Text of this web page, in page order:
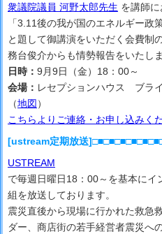
衆議院議員 河野太郎先生 を講師
「3.11後の我が国のエネルギー政
と題して御講演をいただく会費制
務台俊介からも情勢報告をいたしま
日時： 9月9日（金）18：00～
会場： レセプションハウス ブラ
（地図 ）
こちらよりご連絡・お申し込みく
[ustream定期放送
USTREAM
で毎週日曜日18：00～を基本にイ
組を放送しております。
震災直後から現場に行かれた救急
ダー、商店街の若手経営者震災へ